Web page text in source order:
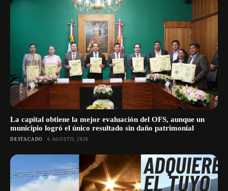
La capital obtiene la mejor evaluación del OFS, aunque un
municipio logró el único resultado sin daño patrimonial
DESTACADO 6 AGOSTO, 2026